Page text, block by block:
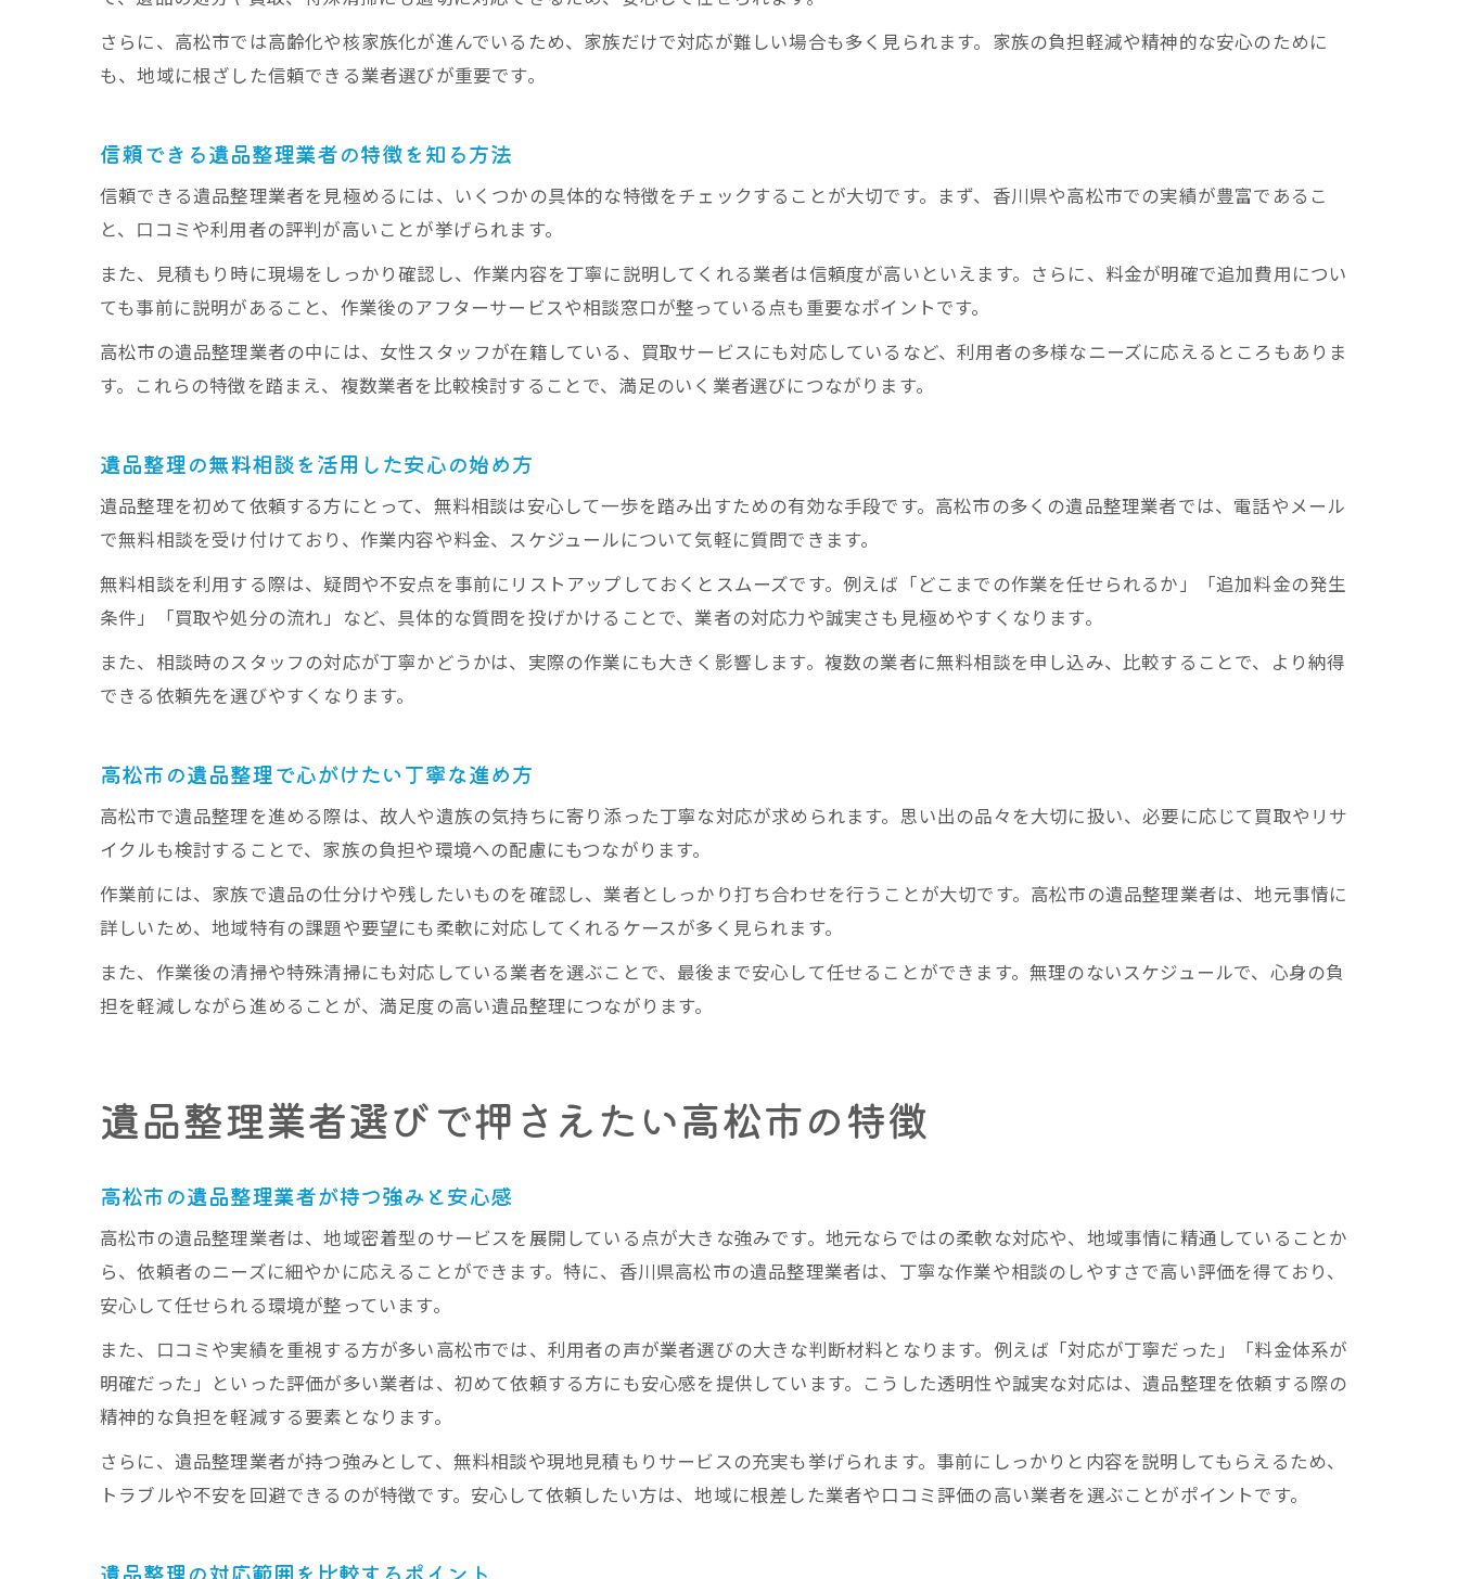
香川県の遺品整理サービスの対応範囲を確認
丁寧な遺品整理が高松市で求められる理由
遺品整理士が担う高松市での役割と意義
遺品整理の費用相場と明朗会計を知るポイント
遺品整理の費用相場を見極める基準とは
高松市の遺品整理で発生する追加費用の注意点
遺品整理の明朗会計を確認する具体的な方法
さらに、高松市では高齢化や核家族化が進んでいるため、家族だけで対応が難しい場合も多く見られます。家族の負担軽減や精神的な安心のために
も、地域に根ざした信頼できる業者選びが重要です。
信頼できる遺品整理業者の特徴を知る方法
信頼できる遺品整理業者を見極めるには、いくつかの具体的な特徴をチェックすることが大切です。まず、香川県や高松市での実績が豊富であるこ
と、口コミや利用者の評判が高いことが挙げられます。
また、見積もり時に現場をしっかり確認し、作業内容を丁寧に説明してくれる業者は信頼度が高いといえます。さらに、料金が明確で追加費用につい
ても事前に説明があること、作業後のアフターサービスや相談窓口が整っている点も重要なポイントです。
高松市の遺品整理業者の中には、女性スタッフが在籍している、買取サービスにも対応しているなど、利用者の多様なニーズに応えるところもありま
す。これらの特徴を踏まえ、複数業者を比較検討することで、満足のいく業者選びにつながります。
遺品整理の無料相談を活用した安心の始め方
遺品整理を初めて依頼する方にとって、無料相談は安心して一歩を踏み出すための有効な手段です。高松市の多くの遺品整理業者では、電話やメール
で無料相談を受け付けており、作業内容や料金、スケジュールについて気軽に質問できます。
無料相談を利用する際は、疑問や不安点を事前にリストアップしておくとスムーズです。例えば「どこまでの作業を任せられるか」「追加料金の発生
条件」「買取や処分の流れ」など、具体的な質問を投げかけることで、業者の対応力や誠実さも見極めやすくなります。
また、相談時のスタッフの対応が丁寧かどうかは、実際の作業にも大きく影響します。複数の業者に無料相談を申し込み、比較することで、より納得
できる依頼先を選びやすくなります。
高松市の遺品整理で心がけたい丁寧な進め方
高松市で遺品整理を進める際は、故人や遺族の気持ちに寄り添った丁寧な対応が求められます。思い出の品々を大切に扱い、必要に応じて買取やリサ
イクルも検討することで、家族の負担や環境への配慮にもつながります。
作業前には、家族で遺品の仕分けや残したいものを確認し、業者としっかり打ち合わせを行うことが大切です。高松市の遺品整理業者は、地元事情に
詳しいため、地域特有の課題や要望にも柔軟に対応してくれるケースが多く見られます。
また、作業後の清掃や特殊清掃にも対応している業者を選ぶことで、最後まで安心して任せることができます。無理のないスケジュールで、心身の負
担を軽減しながら進めることが、満足度の高い遺品整理につながります。
遺品整理業者選びで押さえたい高松市の特徴
高松市の遺品整理業者が持つ強みと安心感
高松市の遺品整理業者は、地域密着型のサービスを展開している点が大きな強みです。地元ならではの柔軟な対応や、地域事情に精通していることか
ら、依頼者のニーズに細やかに応えることができます。特に、香川県高松市の遺品整理業者は、丁寧な作業や相談のしやすさで高い評価を得ており、
安心して任せられる環境が整っています。
また、口コミや実績を重視する方が多い高松市では、利用者の声が業者選びの大きな判断材料となります。例えば「対応が丁寧だった」「料金体系が
明確だった」といった評価が多い業者は、初めて依頼する方にも安心感を提供しています。こうした透明性や誠実な対応は、遺品整理を依頼する際の
精神的な負担を軽減する要素となります。
さらに、遺品整理業者が持つ強みとして、無料相談や現地見積もりサービスの充実も挙げられます。事前にしっかりと内容を説明してもらえるため、
トラブルや不安を回避できるのが特徴です。安心して依頼したい方は、地域に根差した業者や口コミ評価の高い業者を選ぶことがポイントです。